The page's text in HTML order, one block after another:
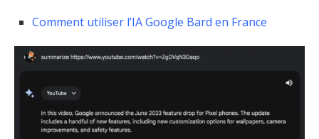
Comment utiliser l’IA Google Bard en France